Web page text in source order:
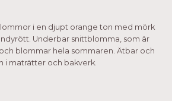
i en djupt orange ton med mörk
Underbar snittblomma, som är
blommar hela sommaren. Ätbar och
i maträtter och bakverk.